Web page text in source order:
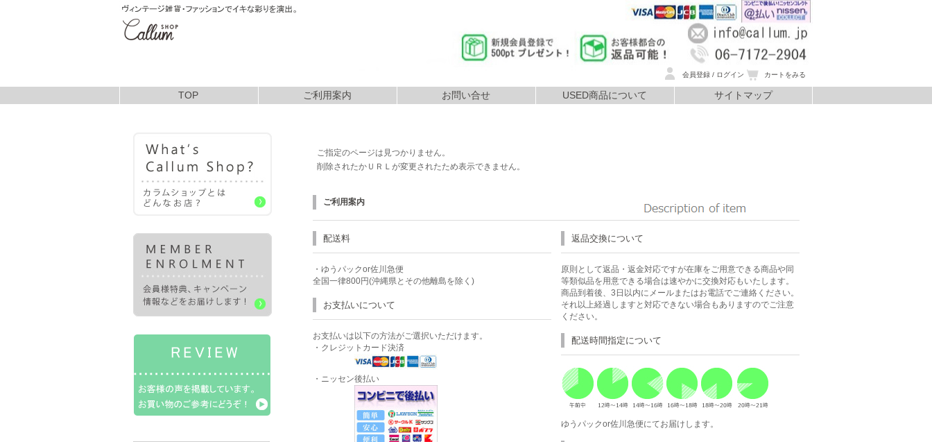
会員登録 / ログイン カートをみる
TOP ご利用案内 お問い合せ USED商品について
サイトマップ
ご指定のページは見つかりません。
削除されたかＵＲＬが変更されたため表示できません。
ご利用案内
配送料
・ゆうパックor佐川急便
全国一律800円(沖縄県とその他離島を除く)
お支払いについて
お支払いは以下の方法がご選択いただけます。
・クレジットカード決済
・ニッセン後払い
返品交換について
原則として返品・返金対応ですが在庫をご用意できる商品や同
等類似品を用意できる場合は速やかに交換対応もいたします。
商品到着後、3日以内にメールまたはお電話でご連絡ください。
それ以上経過しますと対応できない場合もありますのでご注意
ください。
配送時間指定について
ゆうパックor佐川急便にてお届けします。